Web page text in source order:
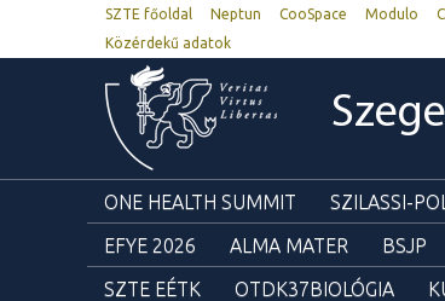
SZTE főoldal Neptun CooSpace Modulo
Közérdekű adatok
ONE HEALTH SUMMIT SZILASSI-
EFYE 2026
ALMA MATER BSJP
SZTE EÉTK
OTDK37BIOLÓGIA